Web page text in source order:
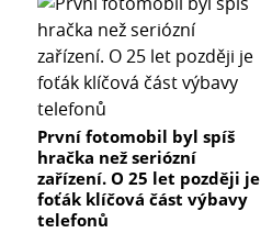
První fotomobil byl spíš
hračka než seriózní
zařízení. O 25 let později je
foťák klíčová část výbavy
telefonů